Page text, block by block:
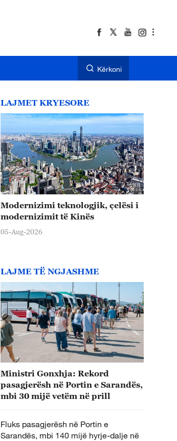
Kërkoni
LAJMET KRYESORE
Modernizimi teknologjik, çelësi i
modernizimit të Kinës
05-Aug-2026
LAJME TË NGJASHME
Ministri Gonxhja: Rekord
pasagjerësh në Portin e Sarandës,
mbi 30 mijë vetëm në prill
Fluks pasagjerësh në Portin e
Sarandës, mbi 140 mijë hyrje-dalje në